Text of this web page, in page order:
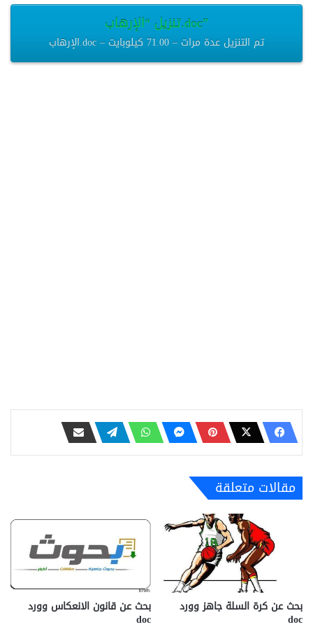
تنزيل “الإرهاب.doc”
الإرهاب.doc – تم التنزيل عدة مرات – 71.00 كيلوبايت
مقالات متعلقة
بحث عن كرة السلة جاهز وورد
doc
بحث عن قانون الانعكاس وورد
doc